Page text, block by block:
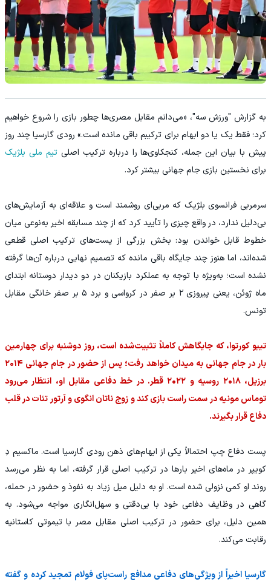
به گزارش "ورزش سه"، «می‌دانم مقابل مصری‌ها چطور بازی را شروع خواهیم
کرد؛ فقط یک یا دو ابهام برای ترکیبم باقی مانده است.» رودی گارسیا چند روز
پیش با بیان این جمله، کنجکاوی‌ها را درباره ترکیب اصلیتیم ملی بلژیک
برای نخستین بازی جام جهانی بیشتر کرد.
سرمربی فرانسوی بلژیک که مربی‌ای روشمند است و علاقه‌ای به آزمایش‌های
بی‌دلیل ندارد، در واقع چیزی را تأیید کرد که از چند مسابقه اخیر به‌نوعی میان
خطوط قابل خواندن بود: بخش بزرگی از پست‌های ترکیب اصلی قطعی
شده‌اند، اما هنوز چند جایگاه باقی مانده که تصمیم نهایی درباره آن‌ها گرفته
نشده است؛ به‌ویژه با توجه به عملکرد بازیکنان در دو دیدار دوستانه ابتدای
ماه ژوئن، یعنی پیروزی ۲ بر صفر در کرواسی و برد ۵ بر صفر خانگی مقابل
تونس.
تیبو کورتوا، که جایگاهش کاملاً تثبیت‌شده است، روز دوشنبه برای چهارمین
بار در جام جهانی به میدان خواهد رفت؛ پس از حضور در جام جهانی ۲۰۱۴
برزیل، ۲۰۱۸ روسیه و ۲۰۲۲ قطر. در خط دفاعی مقابل او، انتظار می‌رود
توماس مونیه در سمت راست بازی کند و زوج ناتان انگوی و آرتور تئات در قلب
دفاع قرار بگیرند.
پست دفاع چپ احتمالاً یکی از ابهام‌های ذهن رودی گارسیا است. ماکسیم دِ
کویپر در ماه‌های اخیر بارها در ترکیب اصلی قرار گرفته، اما به نظر می‌رسد
روند او کمی نزولی شده است. او به دلیل میل زیاد به نفوذ و حضور در حمله،
گاهی در وظایف دفاعی خود با بی‌دقتی و سهل‌انگاری مواجه می‌شود. به
همین دلیل، برای حضور در ترکیب اصلی مقابل مصر با تیموتی کاستانیه
رقابت می‌کند.
گارسیا اخیراً از ویژگی‌های دفاعی مدافع راست‌پای فولام تمجید کرده و گفته